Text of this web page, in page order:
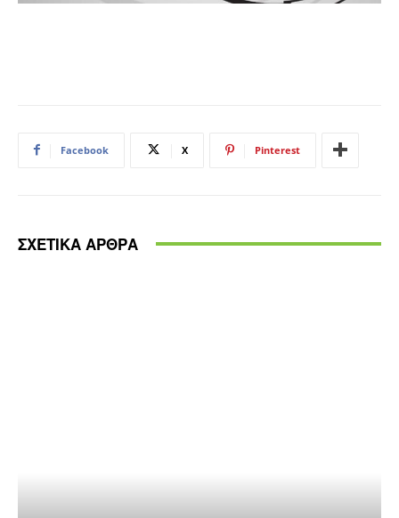
Facebook X Pinterest
ΣΧΕΤΙΚΑ ΑΡΘΡΑ